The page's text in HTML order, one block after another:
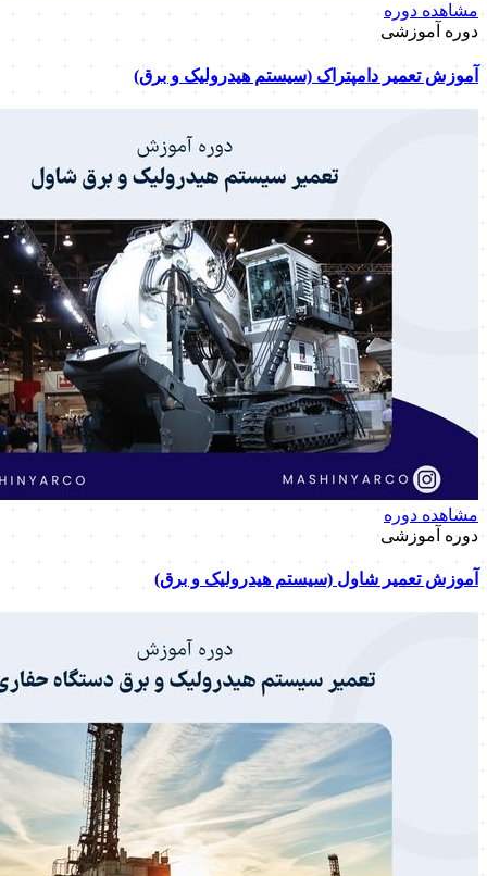
مشاهده دوره
دوره آموزشی
آموزش تعمیر دامپتراک (سیستم هیدرولیک و برق)
مشاهده دوره
دوره آموزشی
آموزش تعمیر شاول (سیستم هیدرولیک و برق)